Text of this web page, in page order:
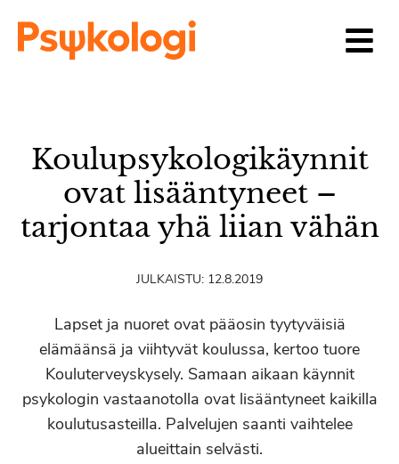
Koulupsykologikäynnit
ovat lisääntyneet –
tarjontaa yhä liian vähän
JULKAISTU: 12.8.2019
Lapset ja nuoret ovat pääosin tyytyväisiä
elämäänsä ja viihtyvät koulussa, kertoo tuore
Kouluterveyskysely. Samaan aikaan käynnit
psykologin vastaanotolla ovat lisääntyneet kaikilla
koulutusasteilla. Palvelujen saanti vaihtelee
alueittain selvästi.